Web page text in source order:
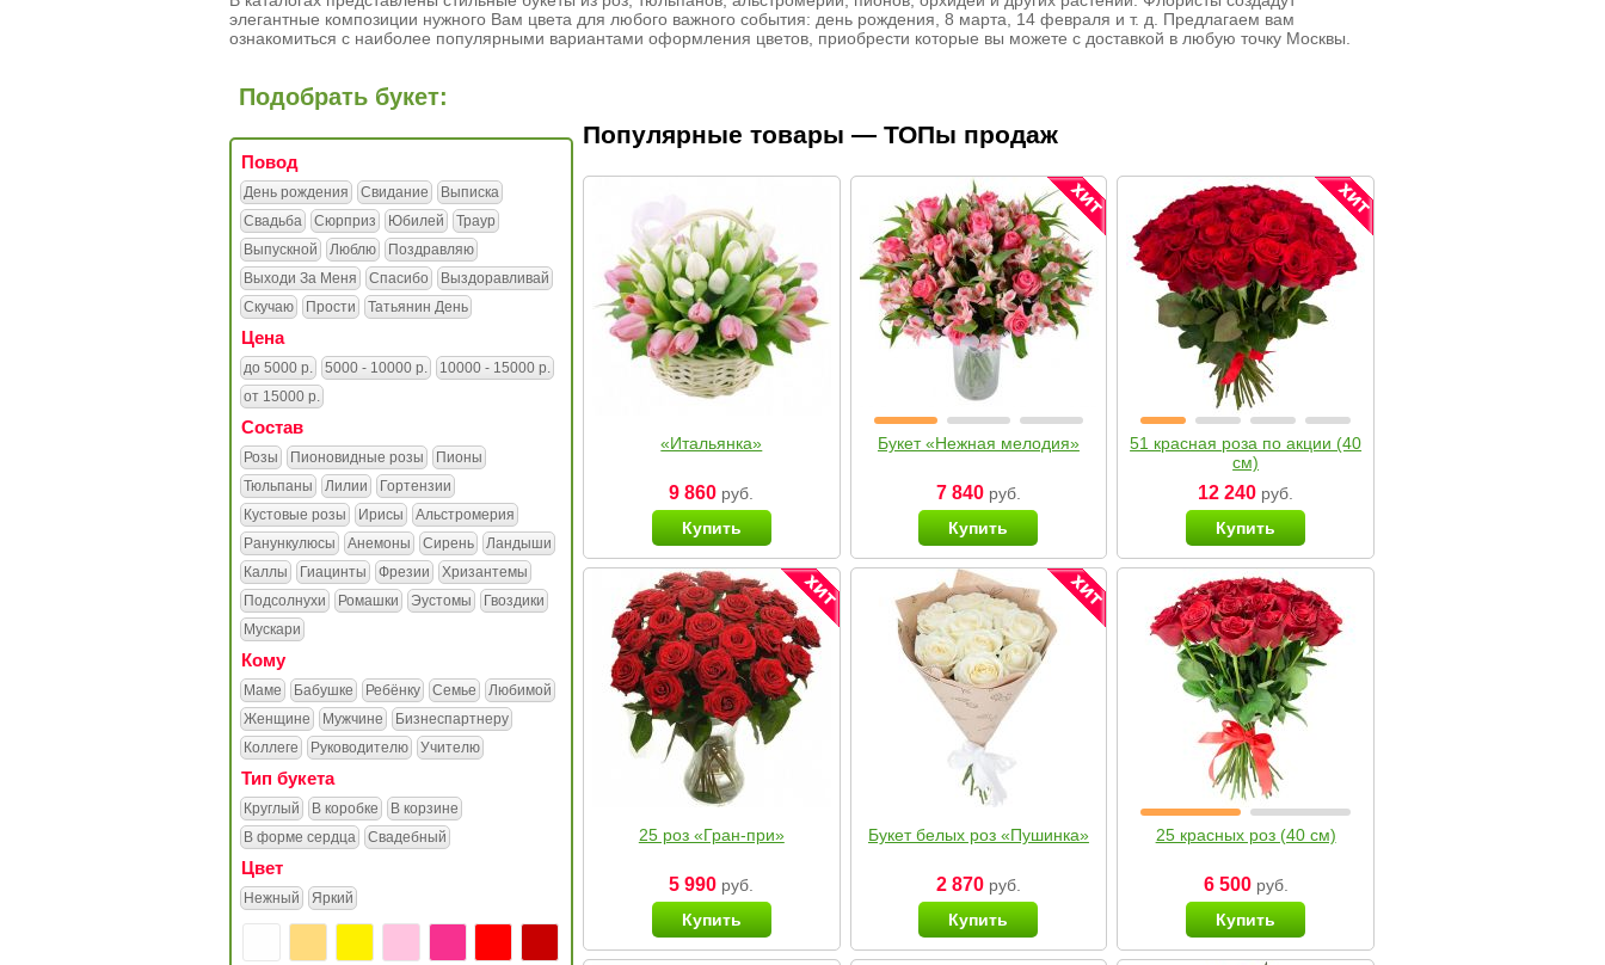
элегантные композиции нужного Вам цвета для любого важного события: день рождения, 8 марта, 14 февраля и т. д. Предлагаем вам
ознакомиться с наиболее популярными вариантами оформления цветов, приобрести которые вы можете с доставкой в любую точку Москвы.
Подобрать букет:
Повод
День рождения Свидание
Выписка
Свадьба
Сюрприз Юбилей
Траур
Выпускной
Люблю
Поздравляю
Выходи За Меня
Спасибо
Выздоравливай
Скучаю
Прости Татьянин День
Цена
до 5000 р. 5000 - 10000 р.
10000 - 15000 р.
от 15000 р.
Состав
Розы Пионовидные розы
Пионы
Тюльпаны
Лилии
Гортензии
Кустовые розы
Ирисы
Альстромерия
Ранункулюсы
Анемоны Сирень
Ландыши
Каллы
Гиацинты Фрезии
Хризантемы
Подсолнухи
Ромашки Эустомы
Гвоздики
Мускари
Кому
Маме Бабушке Ребёнку Семье
Любимой
Женщине
Мужчине
Бизнеспартнеру
Коллеге
Руководителю Учителю
Тип букета
Круглый В коробке
В корзине
В форме сердца
Свадебный
Цвет
Нежный Яркий
Популярные товары — ТОПы продаж
«Итальянка»
9 860 руб.
Купить
Букет «Нежная мелодия»
7 840руб.
Купить
51 красная роза по акции (40
см)
12 240 руб.
Купить
25 роз «Гран-при»
5 990 руб.
Купить
Букет белых роз «Пушинка»
2 870руб.
Купить
25 красных роз (40 см)
6 500руб.
Купить